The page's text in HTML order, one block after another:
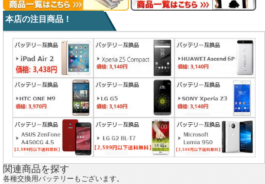
本店の注目商品！
関連商品を探す
各種交換用バッテリーもございます。